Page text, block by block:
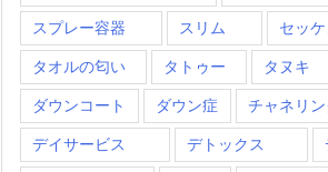
スプレー容器 スリム セッ
タオルの匂い タトゥー タヌキ
ダウンコート ダウン症 チャネリ
デイサービス デトックス